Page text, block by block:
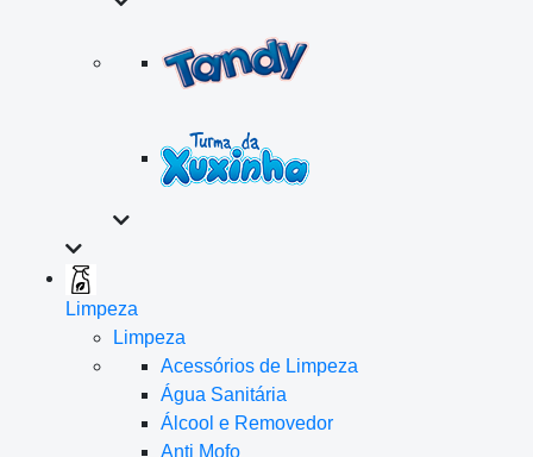
Limpeza
Limpeza
Acessórios de Limpeza
Água Sanitária
Álcool e Removedor
Anti Mofo